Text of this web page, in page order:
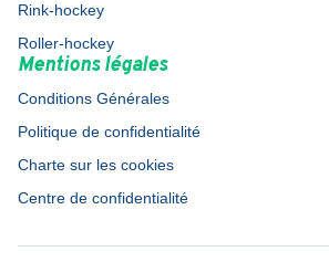
Rink-hockey
Roller-hockey
Mentions légales
Conditions Générales
Politique de confidentialité
Charte sur les cookies
Centre de confidentialité